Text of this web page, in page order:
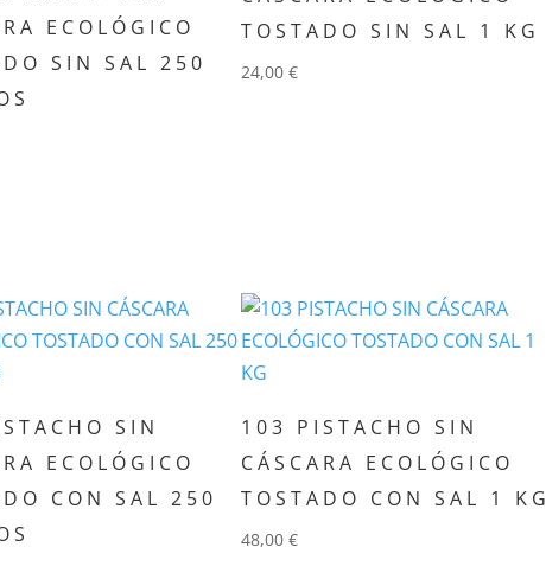
ECOLÓGICO
SIN SAL 250
TOSTADO SIN SAL 1 KG
24,00 €
SIN
ECOLÓGICO
CON SAL 250
103 PISTACHO SIN
CÁSCARA ECOLÓGICO
TOSTADO CON SAL 1 KG
48,00 €